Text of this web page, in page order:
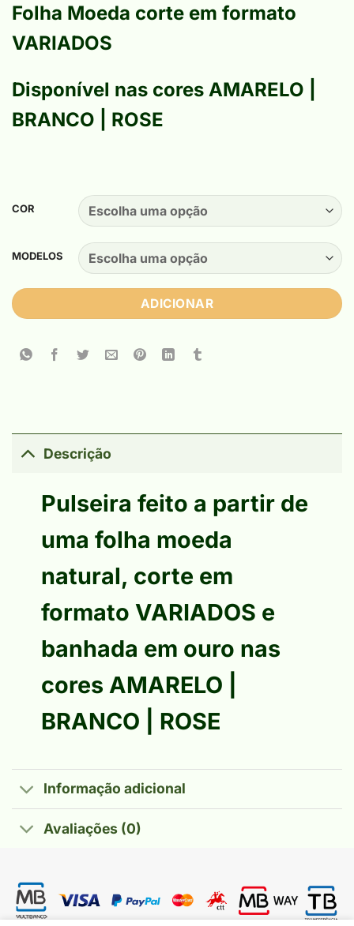
Folha Moeda corte em formato
VARIADOS
Disponível nas cores AMARELO |
BRANCO | ROSE
COR
MODELOS
ADICIONAR
Descrição
Pulseira feito a partir de
uma folha moeda
natural, corte em
formato VARIADOS e
banhada em ouro nas
cores AMARELO |
BRANCO | ROSE
Informação adicional
Avaliações (0)